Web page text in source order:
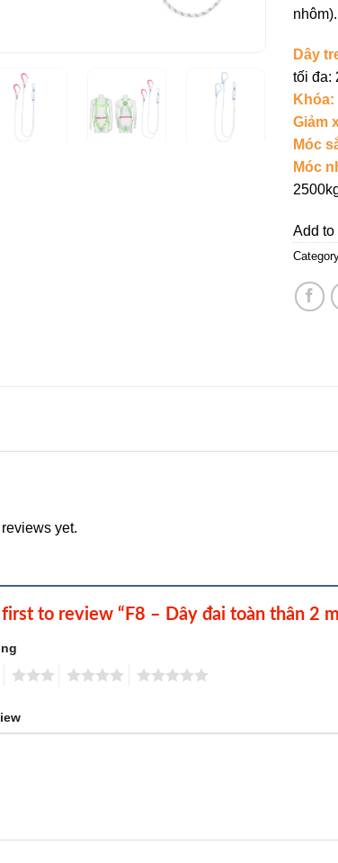
nhôm).
Dây
tối đa:
Khóa:
Giảm
Móc
Móc
Add to
yet.
first to review “F8 – Dây đai toàn thân 2